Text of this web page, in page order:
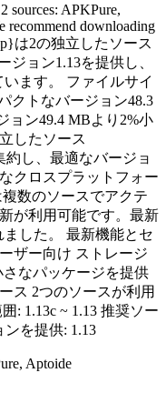
sources: APKPure,
recommend downloading
は2の独立したソース
ジョン1.13を提供し、
ます。 ファイルサイ
クトなバージョン48.3
ョン49.4 MBより2%小
したソース
約し、最適なバージョ
クロスプラットフォー
数のソースでアクテ
が利用可能です。最新
ました。 最新機能とセ
ザー向け ストレージ
なパッケージを提供
ス 2つのソースが利用
: 1.13c ~ 1.13 推奨ソー
ンを提供: 1.13
Aptoide